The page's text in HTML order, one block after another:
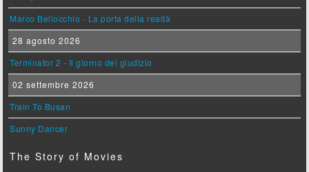
Marco Bellocchio - La porta della realtà
28 agosto 2026
Terminator 2 - Il giorno del giudizio
02 settembre 2026
Train To Busan
Sunny Dancer
The Story of Movies